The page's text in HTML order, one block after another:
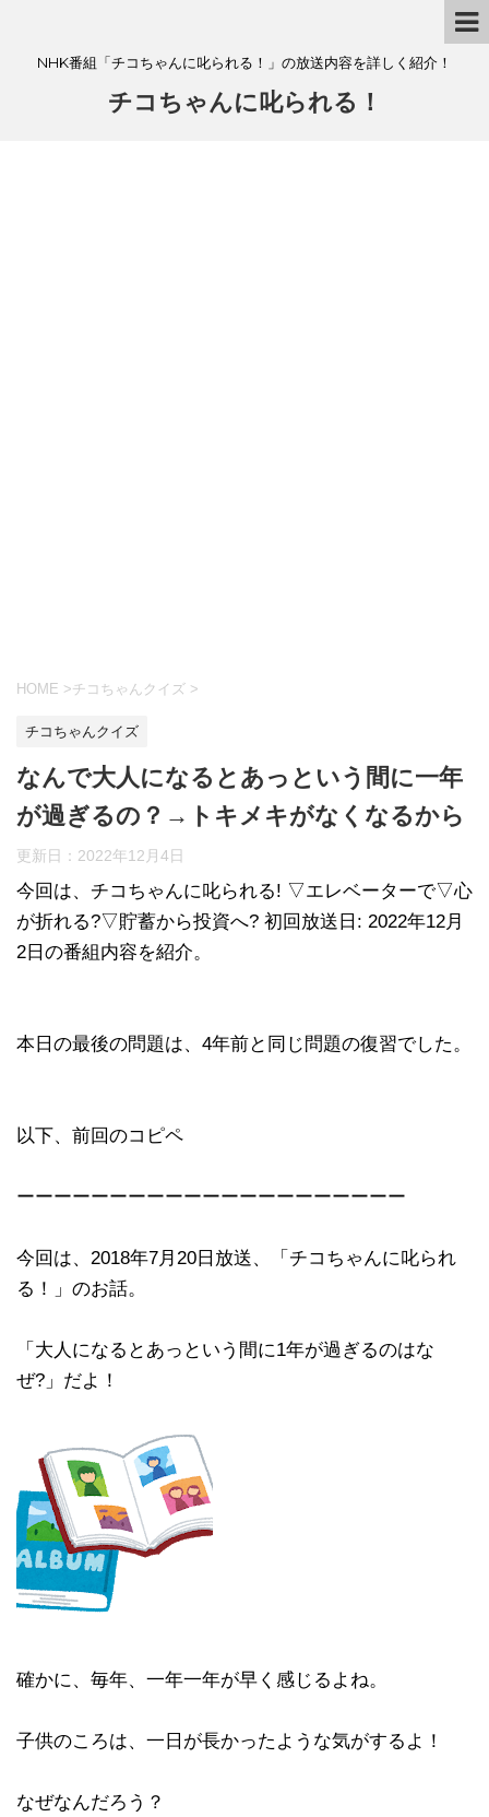
NHK番組「チコちゃんに叱られる！」の放送内容を詳しく紹介！
チコちゃんに叱られる！
HOME >チコちゃんクイズ >
チコちゃんクイズ
なんで大人になるとあっという間に一年
が過ぎるの？→トキメキがなくなるから
更新日： 2022年12月4日
今回は、チコちゃんに叱られる! ▽エレベーターで▽心
が折れる?▽貯蓄から投資へ? 初回放送日: 2022年12月
2日の番組内容を紹介。
本日の最後の問題は、4年前と同じ問題の復習でした。
以下、前回のコピペ
ーーーーーーーーーーーーーーーーーーーーー
今回は、2018年7月20日放送、「チコちゃんに叱られ
る！」のお話。
「大人になるとあっという間に1年が過ぎるのはな
ぜ?」だよ！
確かに、毎年、一年一年が早く感じるよね。
子供のころは、一日が長かったような気がするよ！
なぜなんだろう？